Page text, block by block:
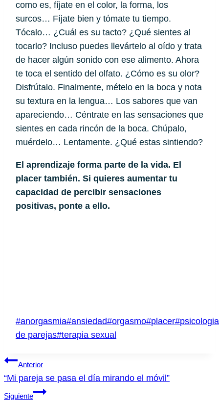
como es, fíjate en el color, la forma, los
surcos… Fíjate bien y tómate tu tiempo.
Tócalo… ¿Cuál es su tacto? ¿Qué sientes al
tocarlo? Incluso puedes llevártelo al oído y trata
de hacer algún sonido con ese alimento. Ahora
te toca el sentido del olfato. ¿Cómo es su olor?
Disfrútalo. Finalmente, mételo en la boca y nota
su textura en la lengua… Los sabores que van
apareciendo… Céntrate en las sensaciones que
sientes en cada rincón de la boca. Chúpalo,
muérdelo… Lentamente. ¿Qué estas sintiendo?
El aprendizaje forma parte de la vida. El
placer también. Si quieres aumentar tu
capacidad de percibir sensaciones
positivas, ponte a ello.
Etiquetas
de
entrada:
#anorgasmia#ansiedad#orgasmo#placer#psicologia
de parejas#terapia sexual
Navegación
de
Anterior
“Mi pareja se pasa el día mirando el móvil”
Siguiente